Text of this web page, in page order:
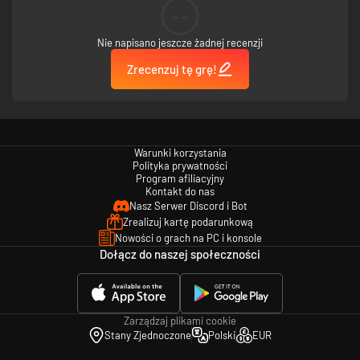
Nie napisano jeszcze żadnej recenzji
Zrecenzuj tę grę!
Warunki korzystania
Polityka prywatności
Program afiliacyjny
Kontakt do nas
Nasz Serwer Discord i Bot
Zrealizuj kartę podarunkową
Nowości o grach na PC i konsole
Dołącz do naszej społeczności
Zarządzaj plikami cookie
Stany Zjednoczone
Polski EUR